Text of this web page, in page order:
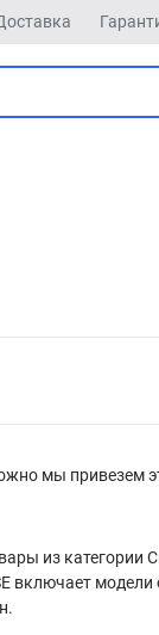
мы привезем
из
включает